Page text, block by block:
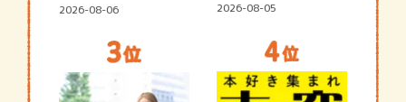
2026-08-06 2026-08-05